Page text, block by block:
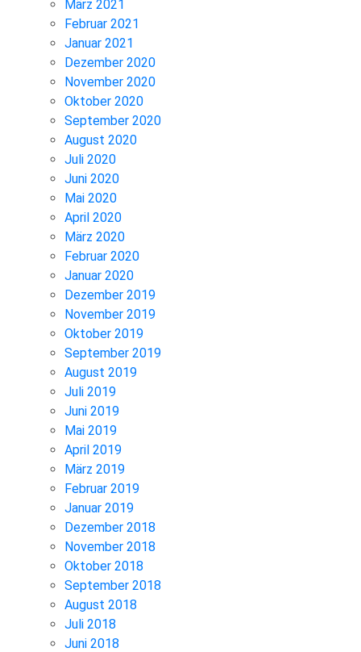
März 2021
Februar 2021
Januar 2021
Dezember 2020
November 2020
Oktober 2020
September 2020
August 2020
Juli 2020
Juni 2020
Mai 2020
April 2020
März 2020
Februar 2020
Januar 2020
Dezember 2019
November 2019
Oktober 2019
September 2019
August 2019
Juli 2019
Juni 2019
Mai 2019
April 2019
März 2019
Februar 2019
Januar 2019
Dezember 2018
November 2018
Oktober 2018
September 2018
August 2018
Juli 2018
Juni 2018